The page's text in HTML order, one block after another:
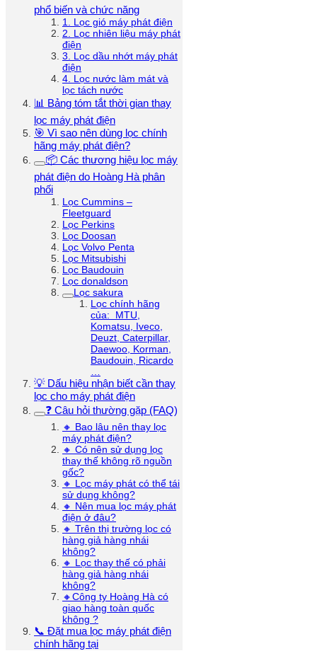
phổ biến và chức năng
1. Lọc gió máy phát điện
2. Lọc nhiên liệu máy phát
điện
3. Lọc dầu nhớt máy phát
điện
4. Lọc nước làm mát và
lọc tách nước
📊 Bảng tóm tắt thời gian thay
lọc máy phát điện
🎯 Vì sao nên dùng lọc chính
hãng máy phát điện?
📦 Các thương hiệu lọc máy
phát điện do Hoàng Hà phân
phối
Lọc Cummins –
Fleetguard
Lọc Perkins
Lọc Doosan
Lọc Volvo Penta
Lọc Mitsubishi
Lọc Baudouin
Lọc donaldson
Lọc sakura
Lọc chính hãng
của: MTU,
Komatsu, Iveco,
Deuzt, Caterpillar,
Daewoo, Korman,
Baudouin, Ricardo
…
💡 Dấu hiệu nhận biết cần thay
lọc cho máy phát điện
❓ Câu hỏi thường gặp (FAQ)
🔸 Bao lâu nên thay lọc
máy phát điện?
🔸 Có nên sử dụng lọc
thay thế không rõ nguồn
gốc?
🔸 Lọc máy phát có thể tái
sử dụng không?
🔸 Nên mua lọc máy phát
điện ở đâu?
🔸 Trên thị trường lọc có
hàng giả hàng nhái
không?
🔸 Lọc thay thế có phải
hàng giả hàng nhái
không?
🔸Công ty Hoàng Hà có
giao hàng toàn quốc
không ?
📞 Đặt mua lọc máy phát điện
chính hãng tại